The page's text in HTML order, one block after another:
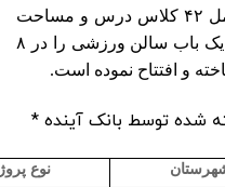
تعداد ۷ باب مدرسه ۶ کلاسه ( شامل ۴۲ کلاس درس و مساحت
مجموع تقریبی ۲۸۰۰ متر مربع ) و یک باب سالن ورزشی را در ۸
و افتتاح نموده است.
شده توسط بانک آینده *
نوع